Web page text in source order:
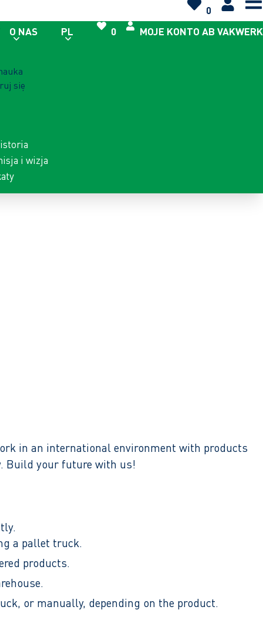
0
O NAS PL 0 MOJE KONTO AB VAKWERK
się
i wizja
in an international environment with products
Build your future with us!
a pallet truck.
products.
or manually, depending on the product.